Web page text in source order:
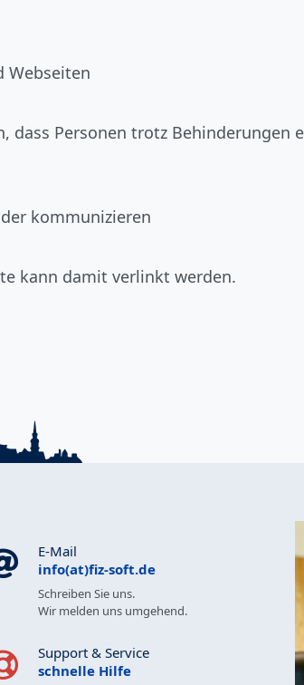
Webseiten
Personen trotz Behinderungen
kommunizieren
kann damit verlinkt werden.
E-Mail
info(at)fiz-soft.de
Schreiben Sie uns.
Wir melden uns umgehend.
Support & Service
schnelle Hilfe